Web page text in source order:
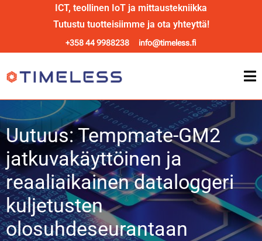
ICT, teollinen IoT ja mittaustekniikka
Tutustu tuotteisiimme ja ota yhteyttä!
+358 44 9988238 info@timeless.fi
Uutuus: Tempmate-GM2
jatkuvakäyttöinen ja
reaaliaikainen dataloggeri
kuljetusten
olosuhdeseurantaan